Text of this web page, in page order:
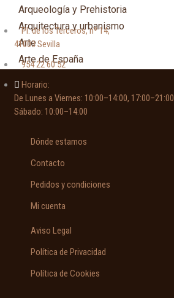
Arqueología y Prehistoria
Arquitectura y urbanismo
Arte
Arte de España
Astronomía
Asturias
Aviación y Aeronáutica
Botánica, ecología y medio ambiente
Pl. de los Terceros, nº 14,
41003 Sevilla
954 22 60 52
Horario:
De Lunes a Viernes: 10:00–14:00, 17:00–21:00
Sábado: 10:00–14:00
Dónde estamos
Contacto
Pedidos y condiciones
Mi cuenta
Aviso Legal
Política de Privacidad
Política de Cookies